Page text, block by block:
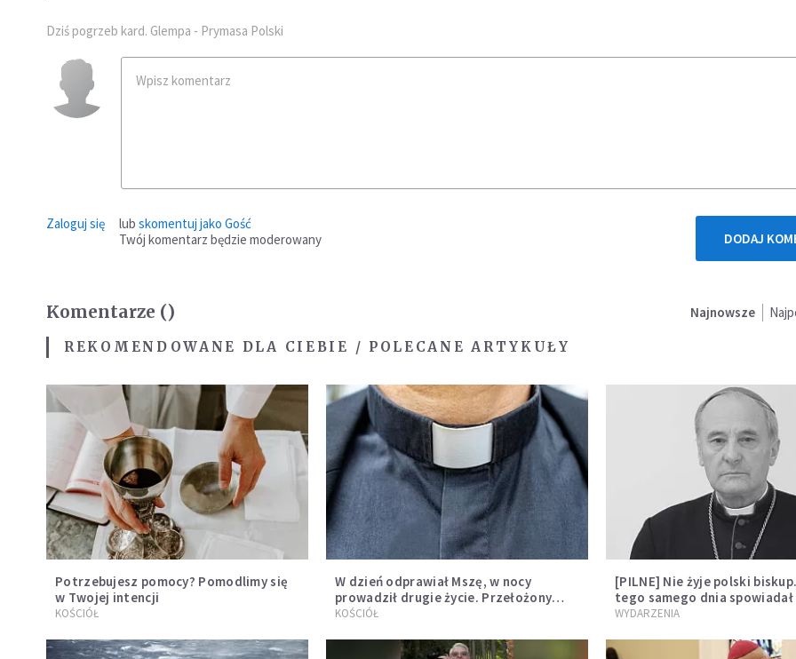
Dziś pogrzeb kard. Glempa - Prymasa Polski
Zaloguj się lub skomentuj jako Gość
Twój komentarz będzie moderowany
DODAJ
Komentarze () Najnowsze
REKOMENDOWANE DLA CIEBIE / POLECANE ARTYKUŁY
Potrzebujesz pomocy? Pomodlimy się
w Twojej intencji
KOŚCIÓŁ
W dzień odprawiał Mszę, w nocy
prowadził drugie życie. Przełożony
kazał mu opuścić zakon
KOŚCIÓŁ
[PILNE] Nie żyje polski
tego samego dnia spowiadał
sprawował Mszę świętą
WYDARZENIA